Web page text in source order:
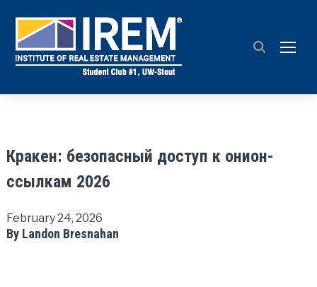
Кракен: безопасный доступ к онион-
ссылкам 2026
February 24, 2026
By Landon Bresnahan